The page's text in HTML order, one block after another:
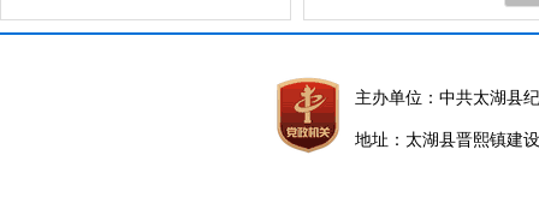
主办单位：中共太湖县
地址：太湖县晋熙镇建